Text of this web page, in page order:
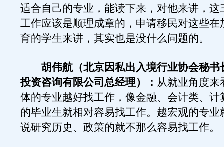
适合自己的专业，能读下来，对他来讲，这
工作应该是顺理成章的，申请移民对这些在
育的学生来讲，其实也是没什么问题的。
胡伟航（北京因私出入境行业协会秘书
投资咨询有限公司总经理）： 从就业角度来
体的专业越好找工作，像金融、会计类、计
的毕业生就相对容易找工作。越宏观的专业
说研究历史、政策的就不那么容易找工作。